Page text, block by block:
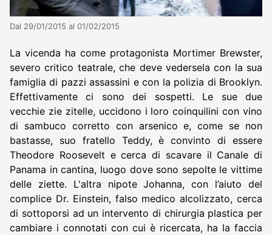
Dal 29/01/2015 al 01/02/2015
La vicenda ha come protagonista Mortimer Brewster,
severo critico teatrale, che deve vedersela con la sua
famiglia di pazzi assassini e con la polizia di Brooklyn.
Effettivamente ci sono dei sospetti. Le sue due
vecchie zie zitelle, uccidono i loro coinquilini con vino
di sambuco corretto con arsenico e, come se non
bastasse, suo fratello Teddy, è convinto di essere
Theodore Roosevelt e cerca di scavare il Canale di
Panama in cantina, luogo dove sono sepolte le vittime
delle ziette. L'altra nipote Johanna, con l’aiuto del
complice Dr. Einstein, falso medico alcolizzato, cerca
di sottoporsi ad un intervento di chirurgia plastica per
cambiare i connotati con cui è ricercata, ha la faccia